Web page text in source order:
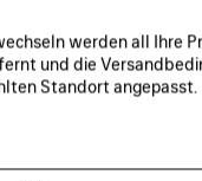
Balenciaga
werden all Ihre
und die
Standort angepasst.